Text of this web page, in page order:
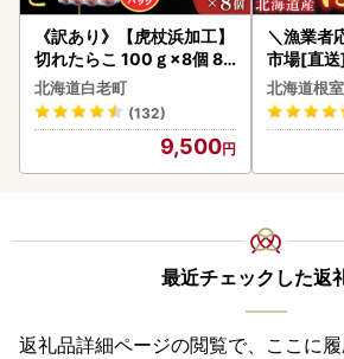
《訳あり》【虎杖浜加工】
切れたらこ 100ｇ×8個 80
0g AK081
北海道白老町
(132)
9,500
＼漁業者
市場[直送
貝柱
北海道根
最近チェックした返
返礼品詳細ページの閲覧で、ここに履